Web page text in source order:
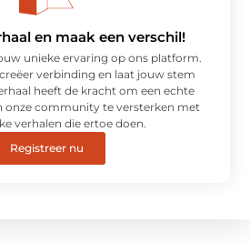
en maak een verschil!
unieke ervaring op ons platform.
verbinding en laat jouw stem
heeft de kracht om een echte
onze community te versterken met
verhalen die ertoe doen.
Registreer nu